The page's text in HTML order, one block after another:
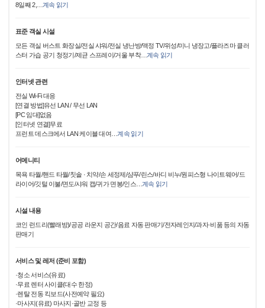
8일째 2,
계속 읽기
표준 객실 시설
모든 객실 버스트 화장실/전실 샤워/전실 냉난방/액정 TV/위성/미니 냉장고/플라즈마 클러
스터 가습 공기 청정기/제균 스프레이/거울 부착… 계속 읽기
인터넷 관련
전실 Wi-Fi 대응
[연결 방법]유선 LAN / 무선 LAN
[PC 임대]없음
[인터넷 연결]무료
프런트 데스크에서 LAN 케이블 대여
계속 읽기
어메니티
목욕 타월/핸드 타월/칫솔 · 치약/손 세정제/샴푸/린스/바디 비누/원피스형 나이트웨어/드
라이어/깃털 이불/면도/샤워 캡/귀가 면봉/인스… 계속 읽기
시설 내용
코인 런드리(빨래방)/공공 라운지 공간/음료 자동 판매기/전자레인지/과자·비품 등의 자동
판매기
서비스 및 레저 (준비 포함)
·청소 서비스(유료)
·무료 렌터 사이클(대수 한정)
·렌탈 전동 킥보드(사전예약 필요)
·마사지(유료) 마사지·골반 교정 등